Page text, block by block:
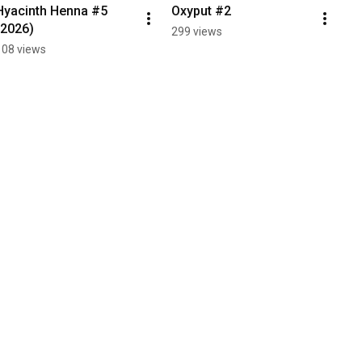
Henna #5
views
Oxyput #2
299 views